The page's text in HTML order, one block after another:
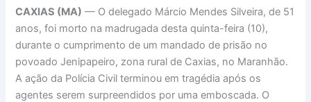
CAXIAS (MA) — O delegado Márcio Mendes Silveira, de 51
anos, foi morto na madrugada desta quinta-feira (10),
durante o cumprimento de um mandado de prisão no
povoado Jenipapeiro, zona rural de Caxias, no Maranhão.
A ação da Polícia Civil terminou em tragédia após os
agentes serem surpreendidos por uma emboscada. O